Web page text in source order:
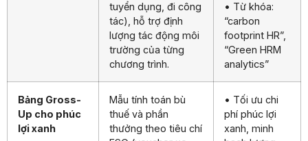
tuyển dụng, đi công
tác), hỗ trợ định
lượng tác động môi
trường của từng
chương trình.
• Từ khóa:
“carbon
footprint HR”,
“Green HRM
analytics”
Bảng Gross-
Up cho phúc
lợi xanh
Mẫu tính toán bù
thuế và phần
thưởng theo tiêu chí
• Tối ưu chi
phí phúc lợi
xanh, minh